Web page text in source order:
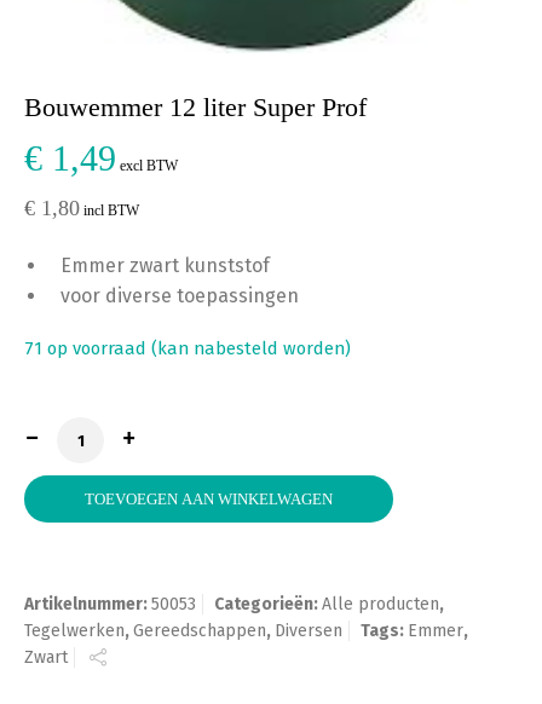
Bouwemmer 12 liter Super Prof
€ 1,49 excl BTW
€ 1,80 incl BTW
Emmer zwart kunststof
voor diverse toepassingen
71 op voorraad (kan nabesteld worden)
Bouwemmer 12 liter Super Prof aantal
TOEVOEGEN AAN WINKELWAGEN
Artikelnummer:50053 Categorieën:Alle producten,
Tegelwerken,Gereedschappen, Diversen Tags: Emmer,
Zwart